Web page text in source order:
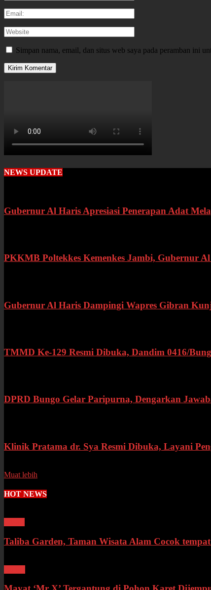
Simpan nama, email, dan situs web saya pada peramban ini
NEWS UPDATE
Gubernur Al Haris Apresiasi Penerapan Adat
PKKMB Poltekkes Kemenkes Jambi, Gubernur
Gubernur Al Haris Dampingi Wapres Gibran
TMMD Ke-129 Resmi Dibuka, Dandim 0416/
DPRD Bungo Gelar Paripurna, Dengarkan
Klinik Pratama dr. Sya Resmi Dibuka, Layani
Muat lebih
HOT NEWS
Taliba Garden, Taman Wisata Alam Cocok